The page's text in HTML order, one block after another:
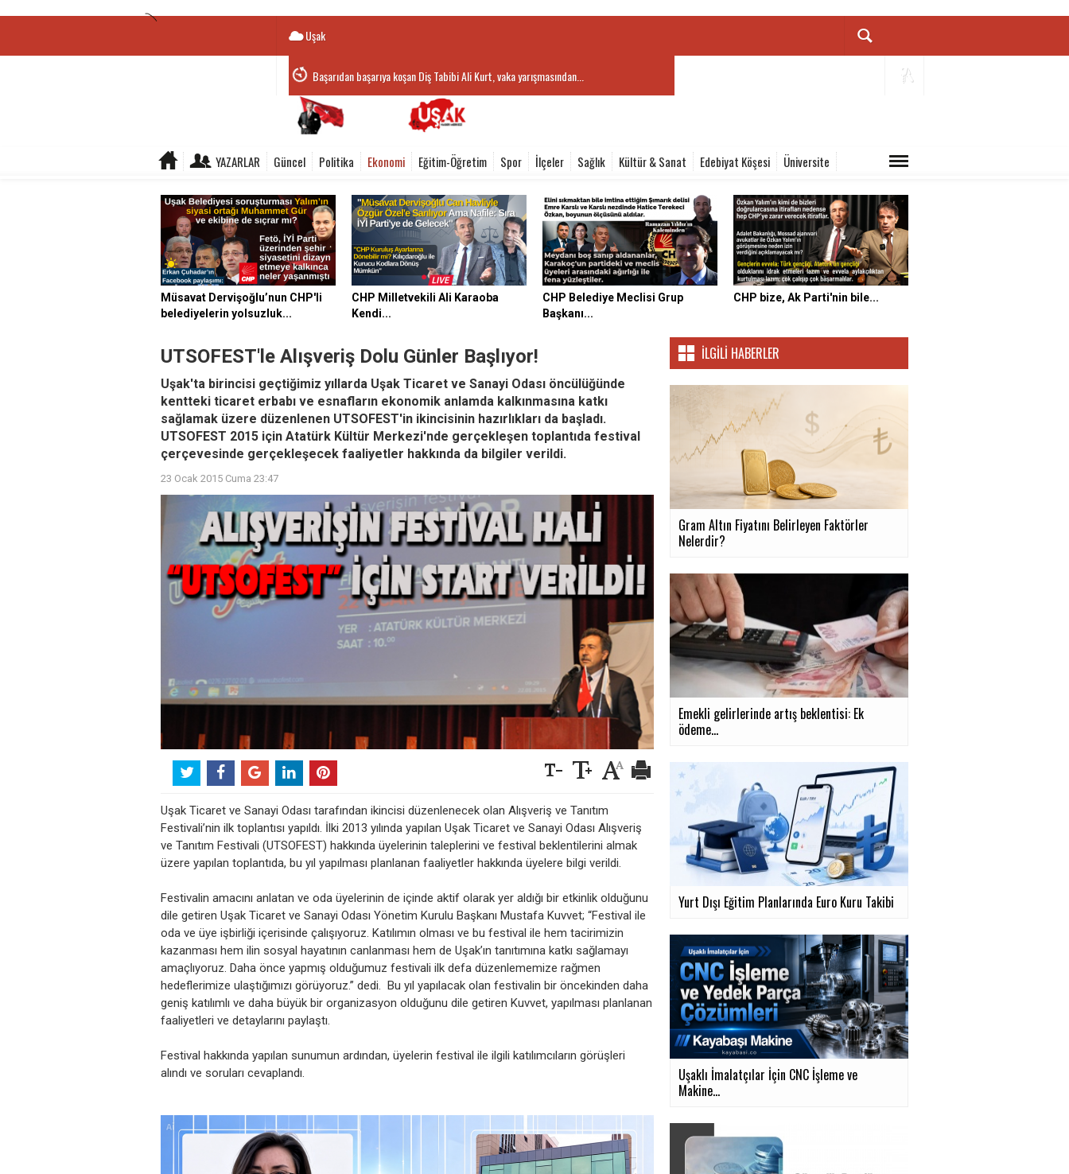
Uşak
Başarıdan başarıya koşan Diş Tabibi Ali Kurt, vaka yarışmasından...
YAZARLAR Güncel Politika Ekonomi Eğitim-Öğretim Spor İlçeler Sağlık Kültür & Sanat Edebiyat Köşesi Üniversite
Müsavat Dervişoğlu’nun CHP'li
belediyelerin yolsuzluk...
CHP Milletvekili Ali Karaoba
Kendi...
CHP Belediye Meclisi Grup
Başkanı...
CHP bize, Ak Parti'nin bile...
UTSOFEST'le Alışveriş Dolu Günler Başlıyor!
Uşak'ta birincisi geçtiğimiz yıllarda Uşak Ticaret ve Sanayi Odası öncülüğünde
kentteki ticaret erbabı ve esnafların ekonomik anlamda kalkınmasına katkı
sağlamak üzere düzenlenen UTSOFEST'in ikincisinin hazırlıkları da başladı.
UTSOFEST 2015 için Atatürk Kültür Merkezi'nde gerçekleşen toplantıda festival
çerçevesinde gerçekleşecek faaliyetler hakkında da bilgiler verildi.
23 Ocak 2015 Cuma 23:47
Uşak Ticaret ve Sanayi Odası tarafından ikincisi düzenlenecek olan Alışveriş ve Tanıtım
Festivali’nin ilk toplantısı yapıldı. İlki 2013 yılında yapılan Uşak Ticaret ve Sanayi Odası Alışveriş
ve Tanıtım Festivali (UTSOFEST) hakkında üyelerinin taleplerini ve festival beklentilerini almak
üzere yapılan toplantıda, bu yıl yapılması planlanan faaliyetler hakkında üyelere bilgi verildi.
Festivalin amacını anlatan ve oda üyelerinin de içinde aktif olarak yer aldığı bir etkinlik olduğunu
dile getiren Uşak Ticaret ve Sanayi Odası Yönetim Kurulu Başkanı Mustafa Kuvvet; “Festival ile
oda ve üye işbirliği içerisinde çalışıyoruz. Katılımın olması ve bu festival ile hem tacirimizin
kazanması hem ilin sosyal hayatının canlanması hem de Uşak’ın tanıtımına katkı sağlamayı
amaçlıyoruz. Daha önce yapmış olduğumuz festivali ilk defa düzenlememize rağmen
hedeflerimize ulaştığımızı görüyoruz.” dedi. Bu yıl yapılacak olan festivalin bir öncekinden daha
geniş katılımlı ve daha büyük bir organizasyon olduğunu dile getiren Kuvvet, yapılması planlanan
faaliyetleri ve detaylarını paylaştı.
Festival hakkında yapılan sunumun ardından, üyelerin festival ile ilgili katılımcıların görüşleri
alındı ve soruları cevaplandı.
İLGILI HABERLER
Gram Altın Fiyatını Belirleyen Faktörler
Nelerdir?
Emekli gelirlerinde artış beklentisi: Ek
ödeme...
Yurt Dışı Eğitim Planlarında Euro Kuru Takibi
Uşaklı İmalatçılar İçin CNC İşleme ve
Makine...